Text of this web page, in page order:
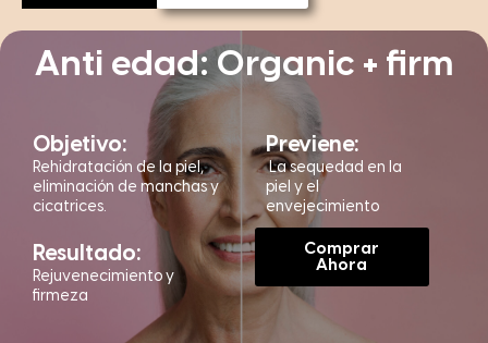
Anti edad: Organic + firm
Objetivo:
Rehidratación de la piel,
eliminación de manchas y
cicatrices.
Resultado:
Rejuvenecimiento y
firmeza
Previene:
La sequedad en la
piel y el
envejecimiento
Comprar
Ahora